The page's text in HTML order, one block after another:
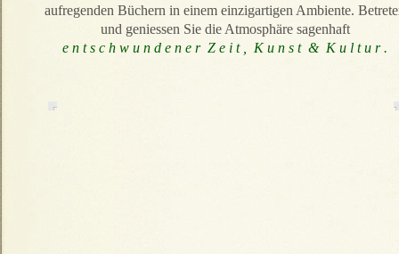
aufregenden Büchern in einem einzigartigen Ambiente.
und geniessen Sie die Atmosphäre sagenhaft
e n t s c h w u n d e n e r Z e i t , K u n s t & K u l t u r .